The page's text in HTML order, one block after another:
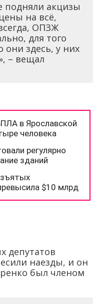
подняли акцизы
на всё,
ОПЗЖ
для того
они здесь, у них
– вещал
депутатов
наезды, и он
был членом